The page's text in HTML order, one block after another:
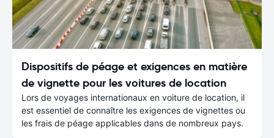
Dispositifs de péage et exigences en matière
de vignette pour les voitures de location
Lors de voyages internationaux en voiture de location, il
est essentiel de connaître les exigences de vignettes ou
les frais de péage applicables dans de nombreux pays.